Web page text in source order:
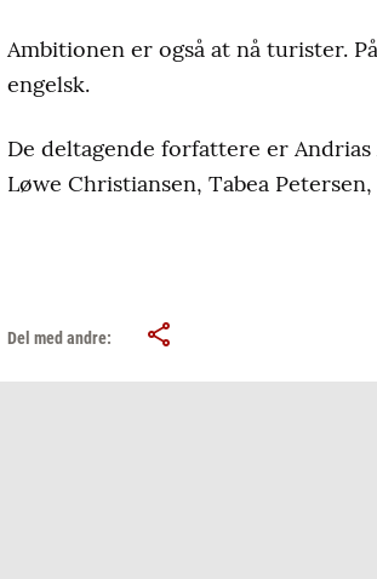
Ambitionen er også at nå turister.
engelsk.
De deltagende forfattere er Andrias
Løwe Christiansen, Tabea
Del med andre: